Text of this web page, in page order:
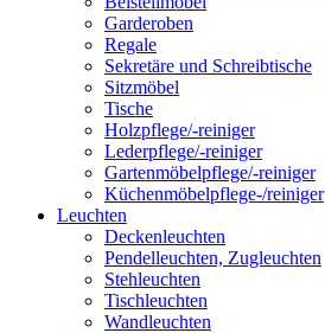
Garderoben
Regale
Sekretäre und Schreibtische
Sitzmöbel
Tische
Holzpflege/-reiniger
Lederpflege/-reiniger
Gartenmöbelpflege/-reiniger
Küchenmöbelpflege-/reiniger
Leuchten
Deckenleuchten
Pendelleuchten, Zugleuchten
Stehleuchten
Tischleuchten
Wandleuchten